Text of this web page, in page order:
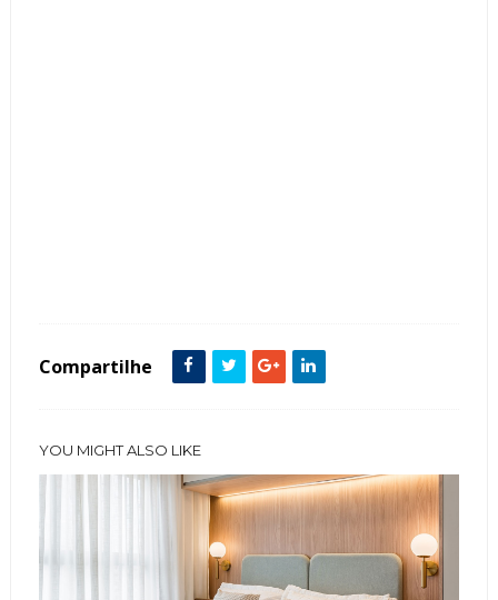
Compartilhe
YOU MIGHT ALSO LIKE